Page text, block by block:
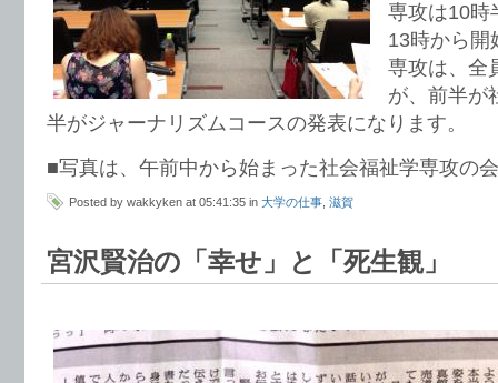
専攻は10時
13時から開
専攻は、全
が、前半が
半がジャーナリズムコースの発表になります。
■写真は、午前中から始まった社会福祉学専攻の
Posted by wakkyken at 05:41:35 in 大学の仕事 滋賀
宮沢賢治の「幸せ」と「死生観」